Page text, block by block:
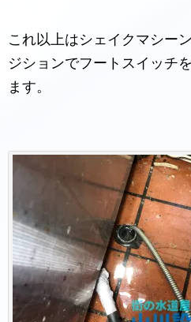
これ以上はシェイクマシー
ジションでフートスイッチ
ます。